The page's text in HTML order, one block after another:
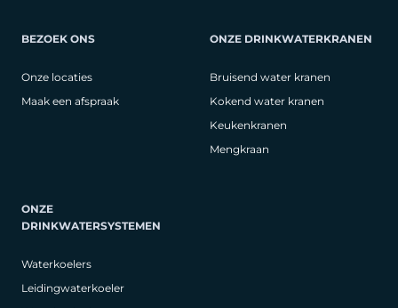
BEZOEK ONS
Onze locaties
Maak een afspraak
ONZE DRINKWATERKRANEN
Bruisend water kranen
Kokend water kranen
Keukenkranen
Mengkraan
ONZE
DRINKWATERSYSTEMEN
Waterkoelers
Leidingwaterkoeler